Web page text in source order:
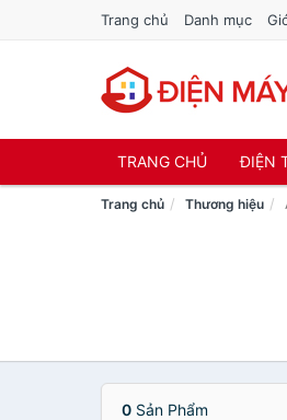
Trang chủ Danh mục
TRANG CHỦ ĐIỆN
Trang chủ Thương hiệu
0 Sản Phẩm